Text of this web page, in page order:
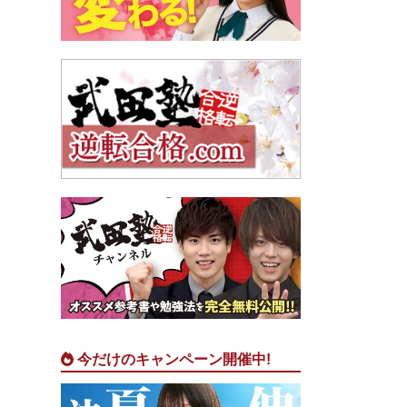
今だけのキャンペーン開催中!